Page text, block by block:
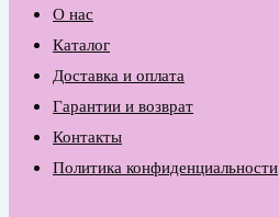
О нас
Каталог
Доставка и оплата
Гарантии и возврат
Контакты
Политика конфиденциальности